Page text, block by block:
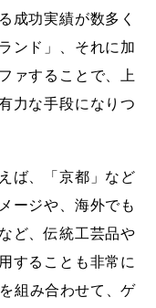
成功実績が数多く
ンド」、それに加
ァすることで、上
力な手段になりつ
ば、「京都」など
ージや、海外でも
ど、伝統工芸品や
することも非常に
組み合わせて、ゲ